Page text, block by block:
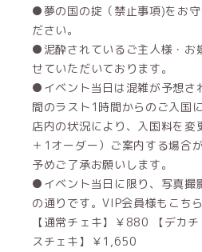
●夢の国の掟（禁止事項)をお守
ださい。
●泥酔されているご主人様・お
せていただいております。
●イベント当日は混雑が予想さ
間のラスト1時間からのご入国
店内の状況により、入国料を
＋1オーダー）ご案内する場合
予めご了承お願いします。
●イベント当日に限り、写真撮
の通りです。VIP会員様もこち
【通常チェキ】￥880 【デカ
スチェキ】￥1,650